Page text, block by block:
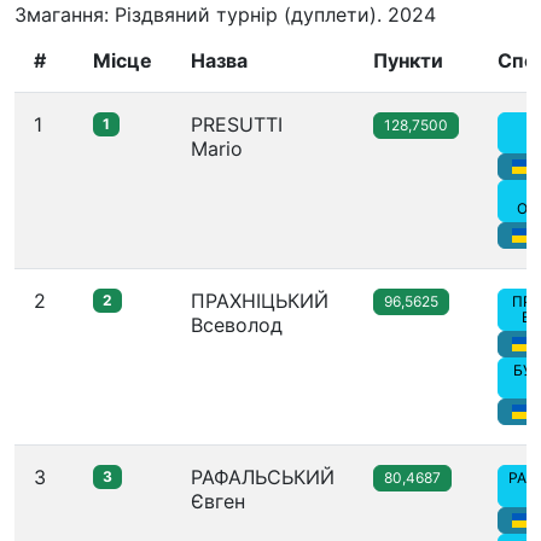
Змагання: Різдвяний турнір (дуплети). 2024
#
Місце Назва Пункти
1 1
PRESUTTI
Mario
128,7500
2 2
ПРАХНІЦЬКИЙ
Всеволод
96,5625
3 3
РАФАЛЬСЬКИЙ
Євген
80,4687